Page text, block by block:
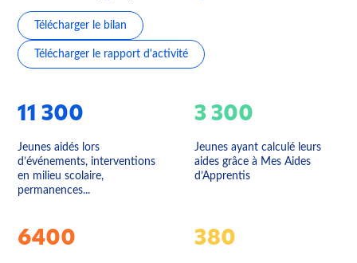
Télécharger le bilan
Télécharger le rapport d'activité
11 300
Jeunes aidés lors
d’événements, interventions
en milieu scolaire,
permanences...
3 300
Jeunes ayant calculé leurs
aides grâce à Mes Aides
d’Apprentis
6400 380